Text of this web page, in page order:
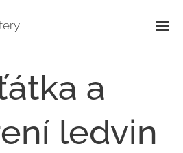
a
ledvin